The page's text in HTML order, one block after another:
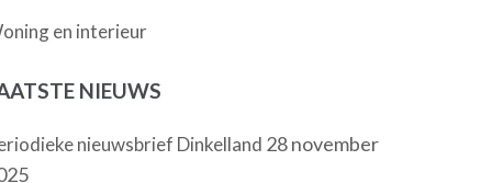
en interieur
NIEUWS
nieuwsbrief Dinkelland 28 november